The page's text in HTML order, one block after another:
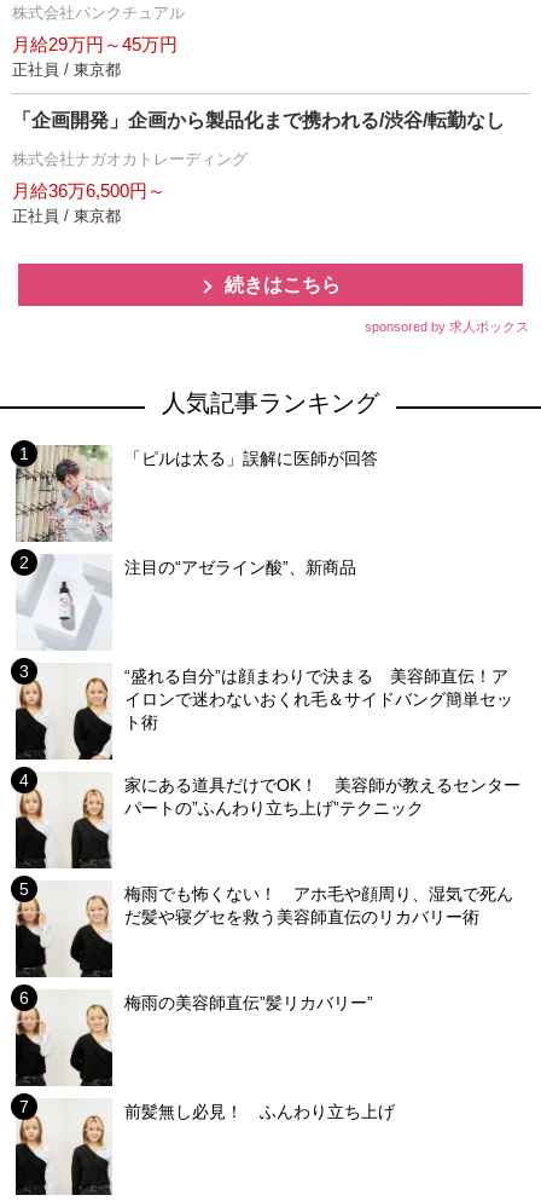
株式会社パンクチュアル
月給29万円～45万円
正社員 / 東京都
「企画開発」企画から製品化まで携われる/渋谷/転勤なし
株式会社ナガオカトレーディング
月給36万6,500円～
正社員 / 東京都
続きはこちら
sponsored by 求人ボックス
人気記事ランキング
「ピルは太る」誤解に医師が回答
注目の“アゼライン酸”、新商品
“盛れる自分”は顔まわりで決まる 美容師直伝！ア
イロンで迷わないおくれ毛＆サイドバング簡単セッ
ト術
家にある道具だけでOK！ 美容師が教えるセンター
パートの”ふんわり立ち上げ”テクニック
梅雨でも怖くない！ アホ毛や顔周り、湿気で死ん
だ髪や寝グセを救う美容師直伝のリカバリー術
梅雨の美容師直伝”髪リカバリー”
前髪無し必見！ ふんわり立ち上げ